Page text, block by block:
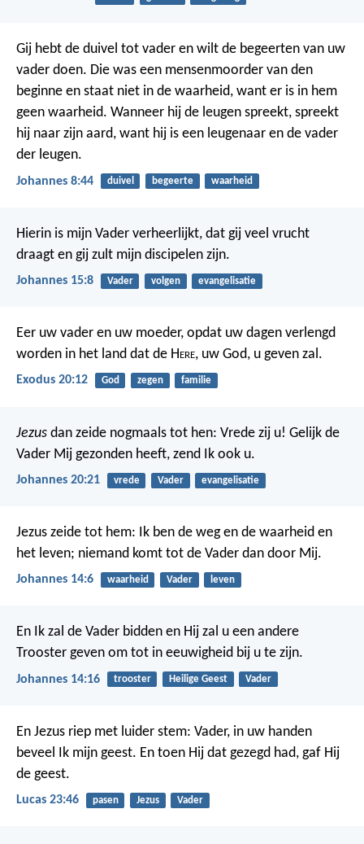
Gij hebt de duivel tot vader en wilt de begeerten van uw
vader doen. Die was een mensenmoorder van den
beginne en staat niet in de waarheid, want er is in hem
geen waarheid. Wanneer hij de leugen spreekt, spreekt
hij naar zijn aard, want hij is een leugenaar en de vader
der leugen.
Johannes 8:44 duivel begeerte waarheid
Hierin is mijn Vader verheerlijkt, dat gij veel vrucht
draagt en gij zult mijn discipelen zijn.
Johannes 15:8 Vader volgen evangelisatie
Eer uw vader en uw moeder, opdat uw dagen verlengd
worden in het land dat de Here, uw God, u geven zal.
Exodus 20:12 God zegen familie
Jezus dan zeide nogmaals tot hen: Vrede zij u! Gelijk de
Vader Mij gezonden heeft, zend Ik ook u.
Johannes 20:21 vrede Vader evangelisatie
Jezus zeide tot hem: Ik ben de weg en de waarheid en
het leven; niemand komt tot de Vader dan door Mij.
Johannes 14:6 waarheid Vader leven
En Ik zal de Vader bidden en Hij zal u een andere
Trooster geven om tot in eeuwigheid bij u te zijn.
Johannes 14:16 trooster Heilige Geest Vader
En Jezus riep met luider stem: Vader, in uw handen
beveel Ik mijn geest. En toen Hij dat gezegd had, gaf Hij
de geest.
Lucas 23:46 pasen Jezus Vader